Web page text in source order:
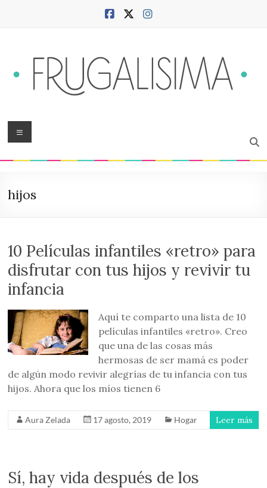
Frugalísima
ciudad,
Menú
hijos
10 Películas infantiles «retro» para
disfrutar con tus hijos y revivir tu
infancia
Aquí te comparto una lista de 10
películas infantiles «retro». Creo
que una de las cosas más
hermosas de ser mamá es poder
de algún modo revivir alegrías de tu infancia con tus
hijos. Ahora que los míos tienen 6
Aura Zelada 17 agosto, 2019 Hogar Leer más
Sí, hay vida después de los